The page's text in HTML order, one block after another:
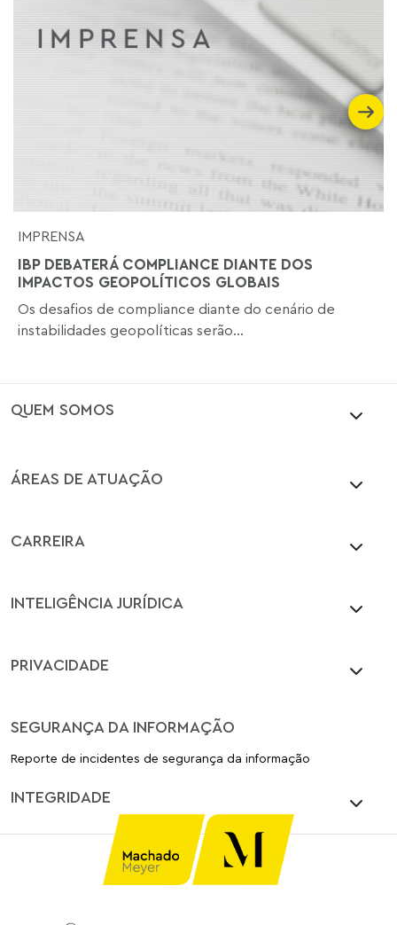
IMPRENSA
IBP DEBATERÁ COMPLIANCE DIANTE DOS
IMPACTOS GEOPOLÍTICOS GLOBAIS
Os desafios de compliance diante do cenário de
instabilidades geopolíticas serão...
QUEM SOMOS
ÁREAS DE ATUAÇÃO
CARREIRA
INTELIGÊNCIA JURÍDICA
PRIVACIDADE
SEGURANÇA DA INFORMAÇÃO
Reporte de incidentes de segurança da informação
INTEGRIDADE